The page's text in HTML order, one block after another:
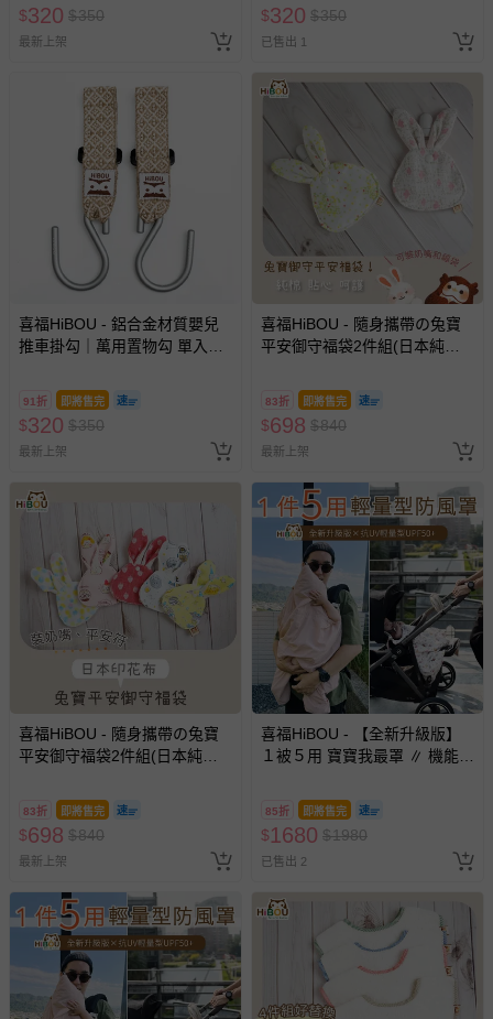
$320 $350
最新上架
$320 $350
已售出 1
喜福HiBOU - 鋁合金材質嬰兒
推車掛勾｜萬用置物勾 單入組-
營-燕麥棕
91折 即將售完
$320 $350
最新上架
喜福HiBOU - 隨身攜帶の兔寶
平安御守福袋2件組(日本純棉
驚喜男寶款
83折 即將售完
$698 $840
最新上架
喜福HiBOU - 隨身攜帶の兔寶
平安御守福袋2件組(日本純棉
驚喜女寶款
83折 即將售完
$698 $840
最新上架
喜福HiBOU - 【全新升級版】
１被５用 寶寶我最罩 ∥ 機能防
料)灰灰藍恐龍-灰灰藍恐龍
85折 即將售完
$1680 $1980
已售出 2